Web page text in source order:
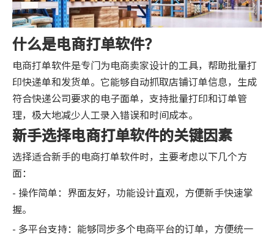
什么是电商打单软件？
电商打单软件是专门为电商卖家设计的工具，帮助批量打
印快递单和发货单。它能够自动抓取店铺订单信息，生成
符合快递公司要求的电子面单，支持批量打印和订单管
理，极大地减少人工录入错误和时间成本。
新手选择电商打单软件的关键因素
选择适合新手的电商打单软件时，主要考虑以下几个方
面：
- 操作简单：界面友好，功能设计直观，方便新手快速掌
握。
- 多平台支持：能够同步多个电商平台的订单，方便统一